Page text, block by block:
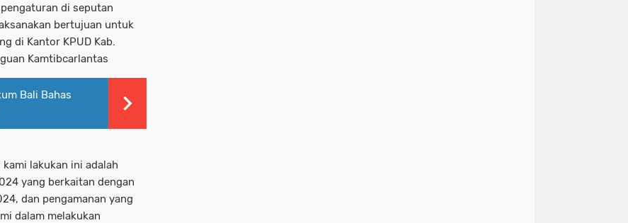
di seputan
bertujuan untuk
di Kantor KPUD Kab.
Kamtibcarlantas
Bali Bahas
lakukan ini adalah
yang berkaitan dengan
dan pengamanan yang
dalam melakukan